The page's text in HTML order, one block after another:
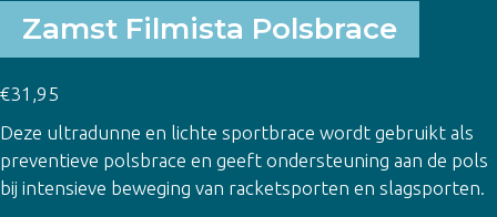
Zamst Filmista Polsbrace
€31,95
Deze ultradunne en lichte sportbrace wordt gebruikt als
preventieve polsbrace en geeft ondersteuning aan de pols
bij intensieve beweging van racketsporten en slagsporten.